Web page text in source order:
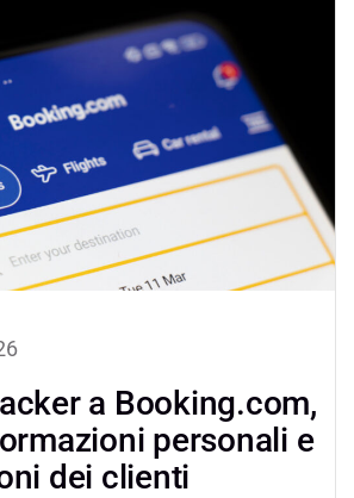
a Booking.com,
personali e
dei clienti